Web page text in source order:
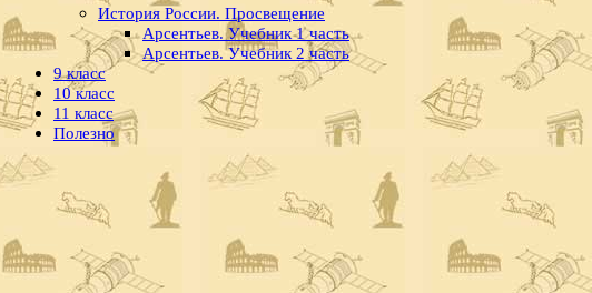
История России. Просвещение
Арсентьев. Учебник 1 часть
Арсентьев. Учебник 2 часть
9 класс
10 класс
11 класс
Полезно